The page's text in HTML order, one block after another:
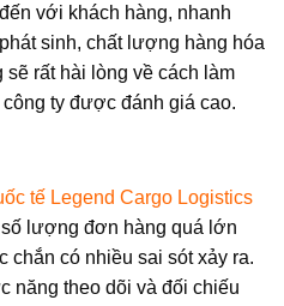
với khách hàng, nhanh
sinh, chất lượng hàng hóa
rất hài lòng về cách làm
ty được đánh giá cao.
tế Legend Cargo Logistics
lượng đơn hàng quá lớn
chắn có nhiều sai sót xảy ra.
năng theo dõi và đối chiếu